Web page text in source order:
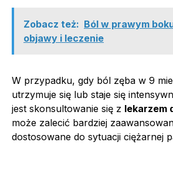
Zobacz też: Ból w prawym
objawy i leczenie
W przypadku, gdy ból zęba w 9
utrzymuje się lub staje się
jest skonsultowanie się z lekarzem
może zalecić bardziej
dostosowane do sytuacji ciężarnej